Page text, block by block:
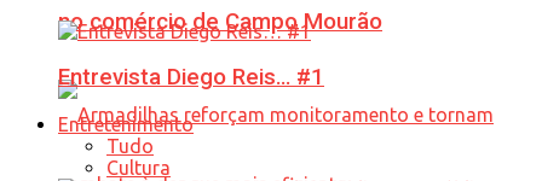
no comércio de Campo Mourão
Entrevista Diego Reis… #1
Entretenimento
Tudo
Cultura